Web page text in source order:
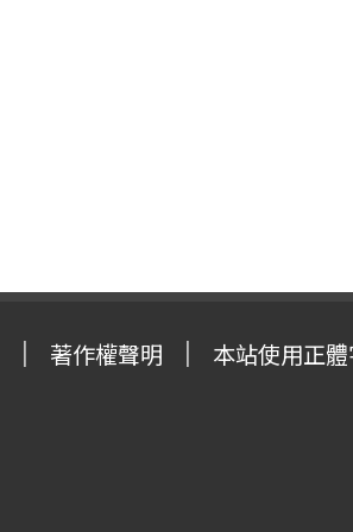
著作權聲明 本站使用正